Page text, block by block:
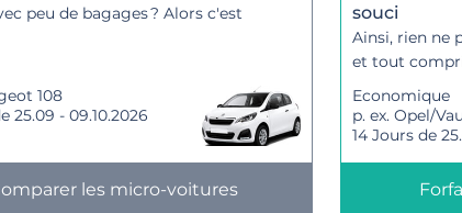
peu de bagages ? Alors c'est
108
25.09 - 09.10.2026
les micro-voitures
souci
Ainsi, rien ne
et tout
Economique
p. ex. Opel/
14 Jours de